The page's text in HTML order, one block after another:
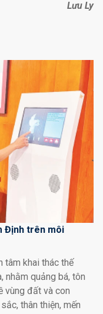
Lưu Ly
Định trên môi
tâm khai thác thế
nhằm quảng bá, tôn
vùng đất và con
thân thiện, mến